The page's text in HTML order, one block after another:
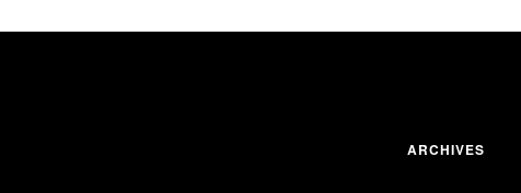
ARCHIVES